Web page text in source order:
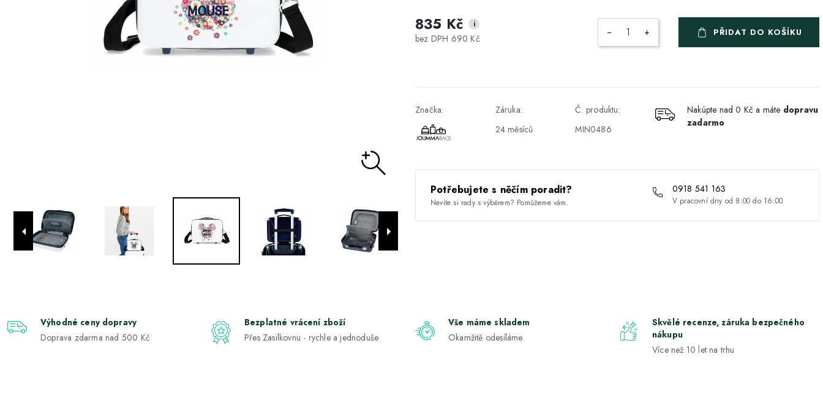
DPD Home - doručenie na adresu 2-3 dny ZDARMA
1-2 pracovné dni ZDARMA
835 Kč i
bez DPH 690 Kč
− + PŘIDAT DO KOŠÍKU
Značka:
Záruka:
24 měsíců
Č. produktu:
MIN0486
Nakúpte nad 0 Kč a máte dopravu
zadarmo
Potřebujete s něčím poradit?
Nevíte si rady s výběrem? Pomůžeme vám.
0918 541 163
V pracovní dny od 8:00 do 16:00
Výhodné ceny dopravy
Doprava zdarma nad 500 Kč
Bezplatné vrácení zboží
Přes Zasilkovnu - rychle a jednoduše
Vše máme skladem
Okamžitě odesíláme
Skvělé recenze, záruka bezpečného
nákupu
Více než 10 let na trhu